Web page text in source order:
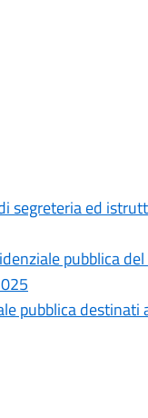
segreteria ed
pubblica
pubblica destinati